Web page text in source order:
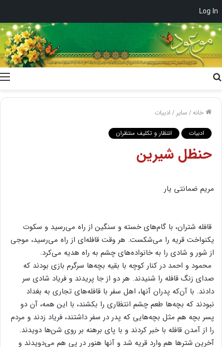
Log In
خانه/سایر /ادبیات
ادبیات انتظار و تکلیف منتظران
حنظل‌ شیرین‌
مریم‌ ضمانتی‌ یار
قافله‌ شتران‌، با گام‌های‌ خسته‌ و سنگین‌ از راه‌ می‌رسید و سکوت‌
یکنواخت‌ قریه‌ را می‌شکست‌. هر وقت‌ قافله‌ای‌ از راه‌ می‌رسید، موجی‌
از شور و شادی‌ را به‌ خانواده‌های‌ چشم‌ به‌ راه‌ هدیه‌ می‌کرد.
محمود و احمد در کنار کوچه‌ با بقیه‌ بچه‌ها سرگرم‌ بازی‌ بودند که‌
صدای‌ زنگ‌ قافله‌ را شنیدند. هر دو از جا پریدند و فریاد شادی‌ سر
دادند. با آن‌که‌ پدران‌ آنها، اهل‌ سفر با قافله‌های‌ تجاری‌ به‌ بغداد
نبودند که‌ بچه‌ها طعم‌ چشم‌ انتظاری‌ را بکشند، با این‌ همه‌، آن‌ دو
پسر بچه‌ هم‌ مثل‌ بچه‌هایی‌ که‌ پدر در سفر داشتند، فریاد زدند و مردم‌
را از آمدن‌ قافله‌ با خبر کردند و با پای‌ برهنه‌ بر روی‌ شن‌ها دویدند.
آخرین‌ شترها هم‌ وارد قریه‌ شد و آنها هنور در پی‌ هم‌ می‌دویدند و